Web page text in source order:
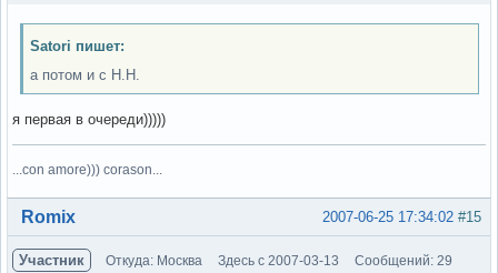
Satori пишет:
а потом и с Н.Н.
я первая в очереди)))))
...con amore))) corason...
Вне форума #15
2007-06-25 17:34:02
Romix
Участник Откуда: Москва Здесь с 2007-03-13 Сообщений: 29